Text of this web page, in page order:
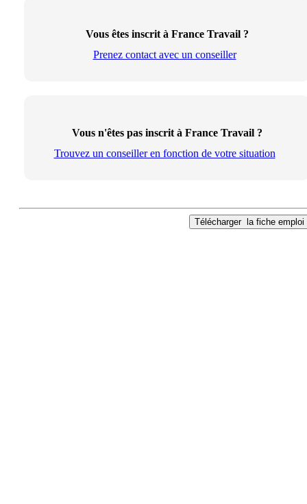
Vous êtes inscrit à France Travail ?
Prenez contact avec un conseiller
Vous n'êtes pas inscrit à France Travail ?
Trouvez un conseiller en fonction de votre situation
Télécharger la fiche emploi